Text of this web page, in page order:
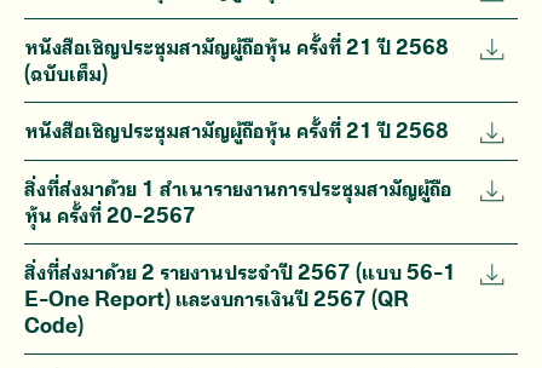
หนังสือเชิญประชุมสามัญผู้ถือหุ้น ครั้งที่ 21 ปี 2568
(ฉบับเต็ม)
หนังสือเชิญประชุมสามัญผู้ถือหุ้น ครั้งที่ 21 ปี 2568
สิ่งที่ส่งมาด้วย 1 สำเนารายงานการประชุมสามัญผู้ถือ
หุ้น ครั้งที่ 20-2567
สิ่งที่ส่งมาด้วย 2 รายงานประจำปี 2567 (แบบ 56-1
E-One Report) และงบการเงินปี 2567 (QR
Code)